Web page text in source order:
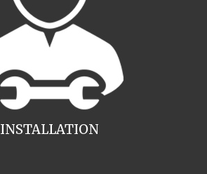
INSTALLATION